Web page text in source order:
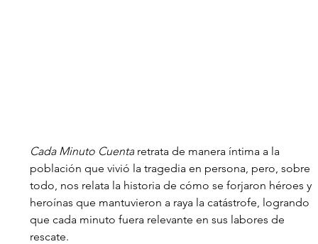
Cada Minuto Cuenta retrata de manera íntima a la
población que vivió la tragedia en persona, pero, sobre
todo, nos relata la historia de cómo se forjaron héroes y
heroínas que mantuvieron a raya la catástrofe, logrando
que cada minuto fuera relevante en sus labores de
rescate.